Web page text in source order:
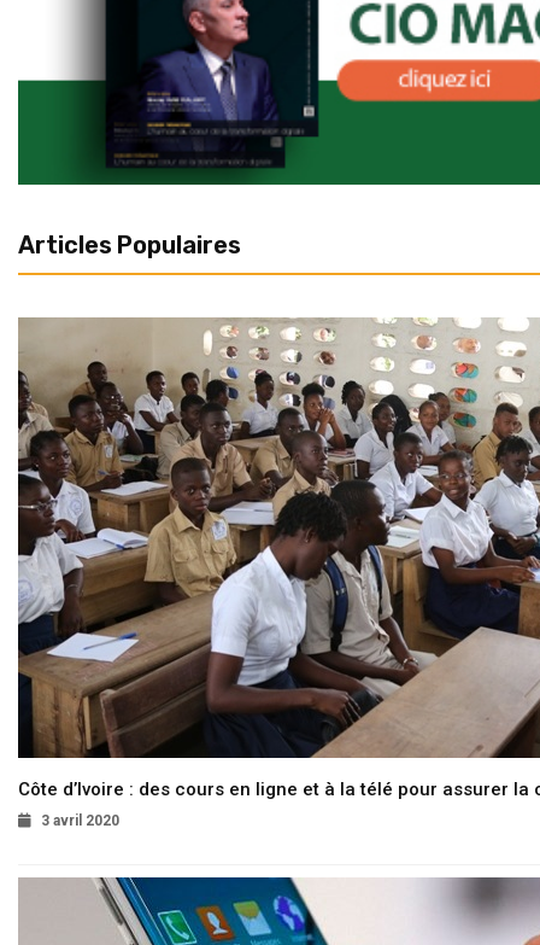
Articles Populaires
Côte d’Ivoire : des cours en ligne et à la télé pour assurer la
3 avril 2020